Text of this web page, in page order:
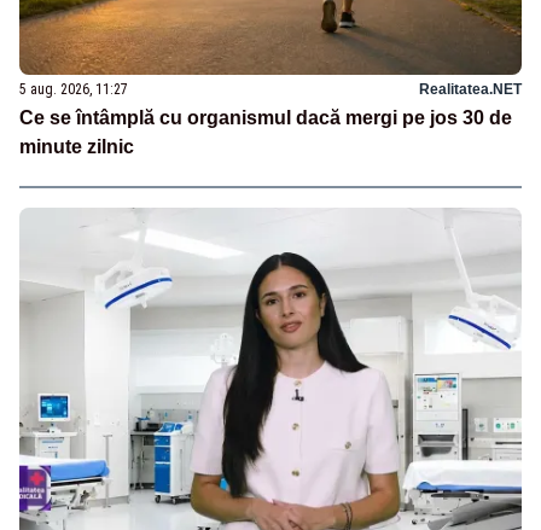
5 aug. 2026, 11:27 Realitatea.NET
Ce se întâmplă cu organismul dacă mergi pe jos 30 de
minute zilnic